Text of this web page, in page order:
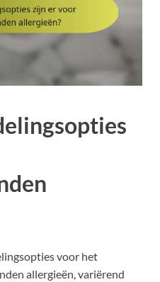
voor het
allergieën, variërend